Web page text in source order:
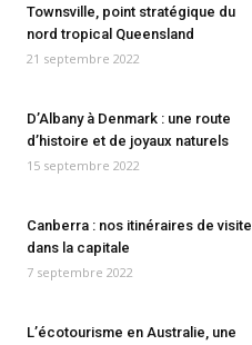
Townsville, point stratégique du
nord tropical Queensland
21 septembre 2022
D’Albany à Denmark : une route
d’histoire et de joyaux naturels
15 septembre 2022
Canberra : nos itinéraires de visite
dans la capitale
7 septembre 2022
L’écotourisme en Australie, une